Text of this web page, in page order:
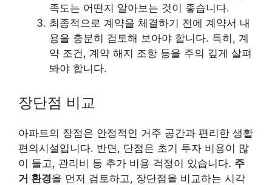
족도는 어떤지 알아보는 것이 좋습니다.
최종적으로 계약을 체결하기 전에 계약서 내
용을 충분히 검토해 보아야 합니다. 특히, 계
약 조건, 계약 해지 조항 등을 주의 깊게 살펴
봐야 합니다.
장단점 비교
아파트의 장점은 안정적인 거주 공간과 편리한 생활
편의시설입니다. 반면, 단점은 초기 투자 비용이 많
이 들고, 관리비 등 추가 비용 걱정이 있습니다. 주
거 환경을 먼저 검토하고, 장단점을 비교하는 시각